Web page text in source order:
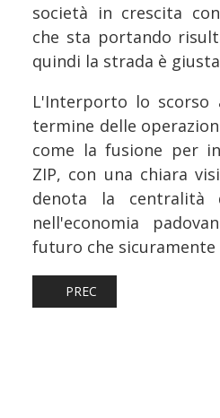
società in crescita
che sta portando
quindi la strada è
L'Interporto lo
termine delle
come la fusione per
ZIP, con una chiara
denota la centralità
nell'economia
futuro che
ARTICOLO PRECEDENTE:
PREC